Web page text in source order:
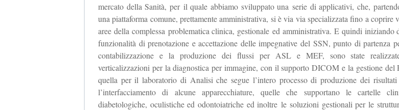
mercato della Sanità, per il quale abbiamo sviluppato una serie di applicativi, che,
una piattaforma comune, prettamente amministrativa, si è via via specializzata fino a coprire
aree della complessa problematica clinica, gestionale ed amministrativa. E quindi iniziando
funzionalità di prenotazione e accettazione delle impegnative del SSN, punto di partenza
contabilizzazione e la produzione dei flussi per ASL e MEF, sono state
verticalizzazioni per la diagnostica per immagine, con il supporto DICOM e la gestione del
quella per il laboratorio di Analisi che segue l’intero processo di produzione dei risultati
l’interfacciamento di alcune apparecchiature, quelle che supportano le cartelle
diabetologiche, oculistiche ed odontoiatriche ed inoltre le soluzioni gestionali per le